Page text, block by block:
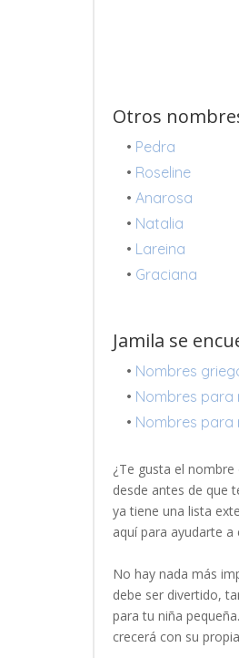
Otros
• Pedra
• Roseline
• Anarosa
• Natalia
• Lareina
• Graciana
Jamila se
• Nombres
• Nombres para
• Nombres para
¿Te gusta el
desde antes de que
ya tiene una lista
aquí para ayudarte
No hay nada más
debe ser divertido,
para tu niña
crecerá con su